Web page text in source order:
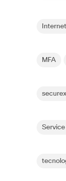
Internet
MFA
securex